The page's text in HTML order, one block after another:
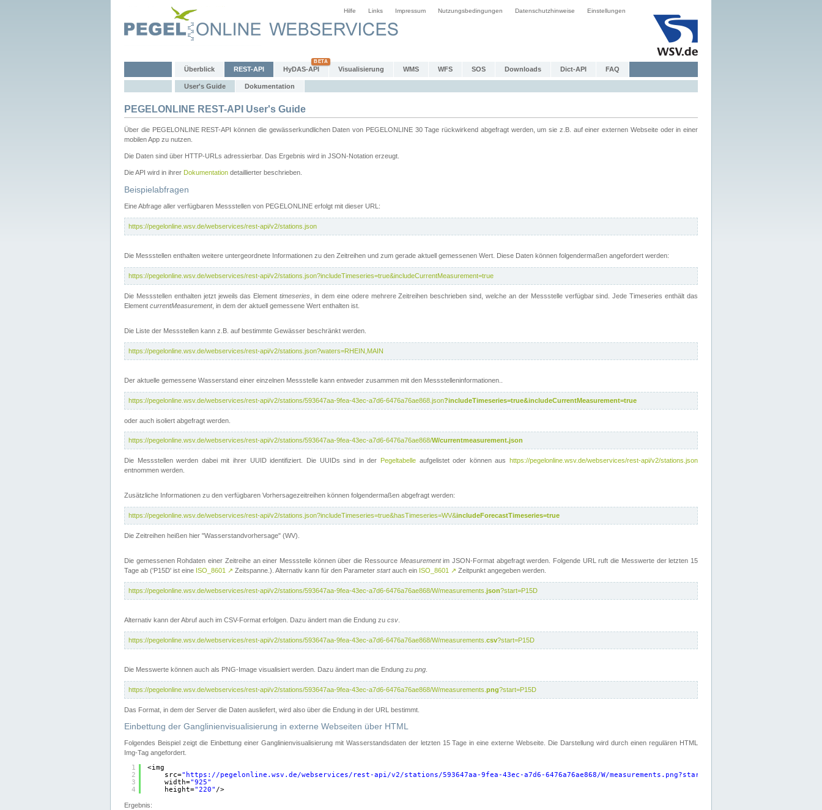
Hilfe Links Impressum Nutzungsbedingungen Datenschutzhinweise Einstellungen
Überblick REST-API HyDAS-API Visualisierung WMS WFS SOS Downloads Dict-API FAQ
User's Guide Dokumentation
PEGELONLINE REST-API User's Guide
Über die PEGELONLINE REST-API können die gewässerkundlichen Daten von PEGELONLINE 30 Tage rückwirkend abgefragt werden, um sie z.B. auf einer externen Webseite oder in einer
mobilen App zu nutzen.
Die Daten sind über HTTP-URLs adressierbar. Das Ergebnis wird in JSON-Notation erzeugt.
Die API wird in ihrer Dokumentation detaillierter beschrieben.
Beispielabfragen
Eine Abfrage aller verfügbaren Messstellen von PEGELONLINE erfolgt mit dieser URL:
https://pegelonline.wsv.de/webservices/rest-api/v2/stations.json
Die Messstellen enthalten weitere untergeordnete Informationen zu den Zeitreihen und zum gerade aktuell gemessenen Wert. Diese Daten können folgendermaßen angefordert werden:
https://pegelonline.wsv.de/webservices/rest-api/v2/stations.json?includeTimeseries=true&includeCurrentMeasurement=true
Die Messstellen enthalten jetzt jeweils das Elementtimeseries , in dem eine odere mehrere Zeitreihen beschrieben sind, welche an der Messstelle verfügbar sind. Jede Timeseries enthält das
Element currentMeasurement, in dem der aktuell gemessene Wert enthalten ist.
Die Liste der Messstellen kann z.B. auf bestimmte Gewässer beschränkt werden.
https://pegelonline.wsv.de/webservices/rest-api/v2/stations.json?waters=RHEIN,MAIN
Der aktuelle gemessene Wasserstand einer einzelnen Messstelle kann entweder zusammen mit den Messstelleninformationen..
https://pegelonline.wsv.de/webservices/rest-api/v2/stations/593647aa-9fea-43ec-a7d6-6476a76ae868.json?includeTimeseries=true&includeCurrentMeasurement=true
oder auch isoliert abgefragt werden.
https://pegelonline.wsv.de/webservices/rest-api/v2/stations/593647aa-9fea-43ec-a7d6-6476a76ae868/W/currentmeasurement.json
Die Messstellen werden dabei mit ihrer UUID identifiziert. Die UUIDs sind in der Pegeltabelleaufgelistet oder können aushttps://pegelonline.wsv.de/webservices/rest-api/v2/stations.json
entnommen werden.
Zusätzliche Informationen zu den verfügbaren Vorhersagezeitreihen können folgendermaßen abgefragt werden:
https://pegelonline.wsv.de/webservices/rest-api/v2/stations.json?includeTimeseries=true&hasTimeseries=WV&includeForecastTimeseries=true
Die Zeitreihen heißen hier "Wasserstandvorhersage" (WV).
Die gemessenen Rohdaten einer Zeitreihe an einer Messstelle können über die Ressource Measurementim JSON-Format abgefragt werden. Folgende URL ruft die Messwerte der letzten 15
Tage ab ('P15D' ist eine ISO_8601 ↗ Zeitspanne.). Alternativ kann für den Parameter startauch ein ISO_8601 ↗ Zeitpunkt angegeben werden.
https://pegelonline.wsv.de/webservices/rest-api/v2/stations/593647aa-9fea-43ec-a7d6-6476a76ae868/W/measurements. json?start=P15D
Alternativ kann der Abruf auch im CSV-Format erfolgen. Dazu ändert man die Endung zu csv
https://pegelonline.wsv.de/webservices/rest-api/v2/stations/593647aa-9fea-43ec-a7d6-6476a76ae868/W/measurements. csv?start=P15D
Die Messwerte können auch als PNG-Image visualisiert werden. Dazu ändert man die Endung zu png
https://pegelonline.wsv.de/webservices/rest-api/v2/stations/593647aa-9fea-43ec-a7d6-6476a76ae868/W/measurements. png?start=P15D
Das Format, in dem der Server die Daten ausliefert, wird also über die Endung in der URL bestimmt.
Einbettung der Ganglinienvisualisierung in externe Webseiten über HTML
Folgendes Beispiel zeigt die Einbettung einer Ganglinienvisualisierung mit Wasserstandsdaten der letzten 15 Tage in eine externe Webseite. Die Darstellung wird durch einen regulären HTML
Img-Tag angefordert.
1
2
3
4
<img
src=" https://pegelonline.wsv.de/webservices/rest-api/v2/stations/593647aa-9fea-43ec-a7d6-6476a76ae868/W/measurements.png?start=P15D&width=925&height=220
width="925"
height="220" />
Ergebnis: